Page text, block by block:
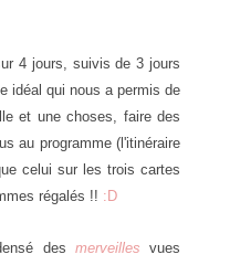
4 jours, suivis de 3 jours
idéal qui nous a permis de
et une choses, faire des
au programme (l'itinéraire
celui sur les trois cartes
régalés !! :D
des merveilles vues